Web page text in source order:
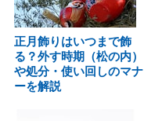
正月飾りはいつまで飾
る？外す時期（松の内）
や処分・使い回しのマナ
ーを解説